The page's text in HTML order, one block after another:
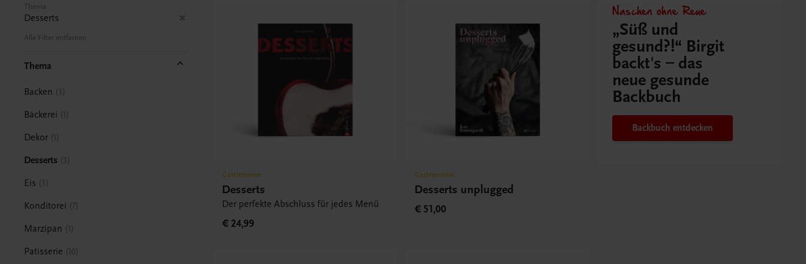
Thema
Desserts
Alle Filter entfernen
Thema
Backen 3
Bäckerei 1
Dekor 1
Desserts 3
Eis 3
Konditorei 7
Marzipan 1
Patisserie 10
Gastronomie
Desserts
Der perfekte Abschluss für jedes Menü
€ 24,99
Gastronomie
Desserts unplugged
€ 51,00
Naschen ohne Reue
„Süß und
gesund?!“ Birgit
backt's – das
neue gesunde
Backbuch
Backbuch entdecken